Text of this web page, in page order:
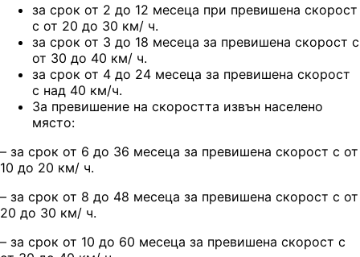
за срок от 2 до 12 месеца при превишена скорост
с от 20 до 30 км/ ч.
за срок от 3 до 18 месеца за превишена скорост с
от 30 до 40 км/ ч.
за срок от 4 до 24 месеца за превишена скорост
с над 40 км/ч.
За превишение на скоростта извън населено
място:
– за срок от 6 до 36 месеца за превишена скорост с от
10 до 20 км/ ч.
– за срок от 8 до 48 месеца за превишена скорост с от
20 до 30 км/ ч.
– за срок от 10 до 60 месеца за превишена скорост с